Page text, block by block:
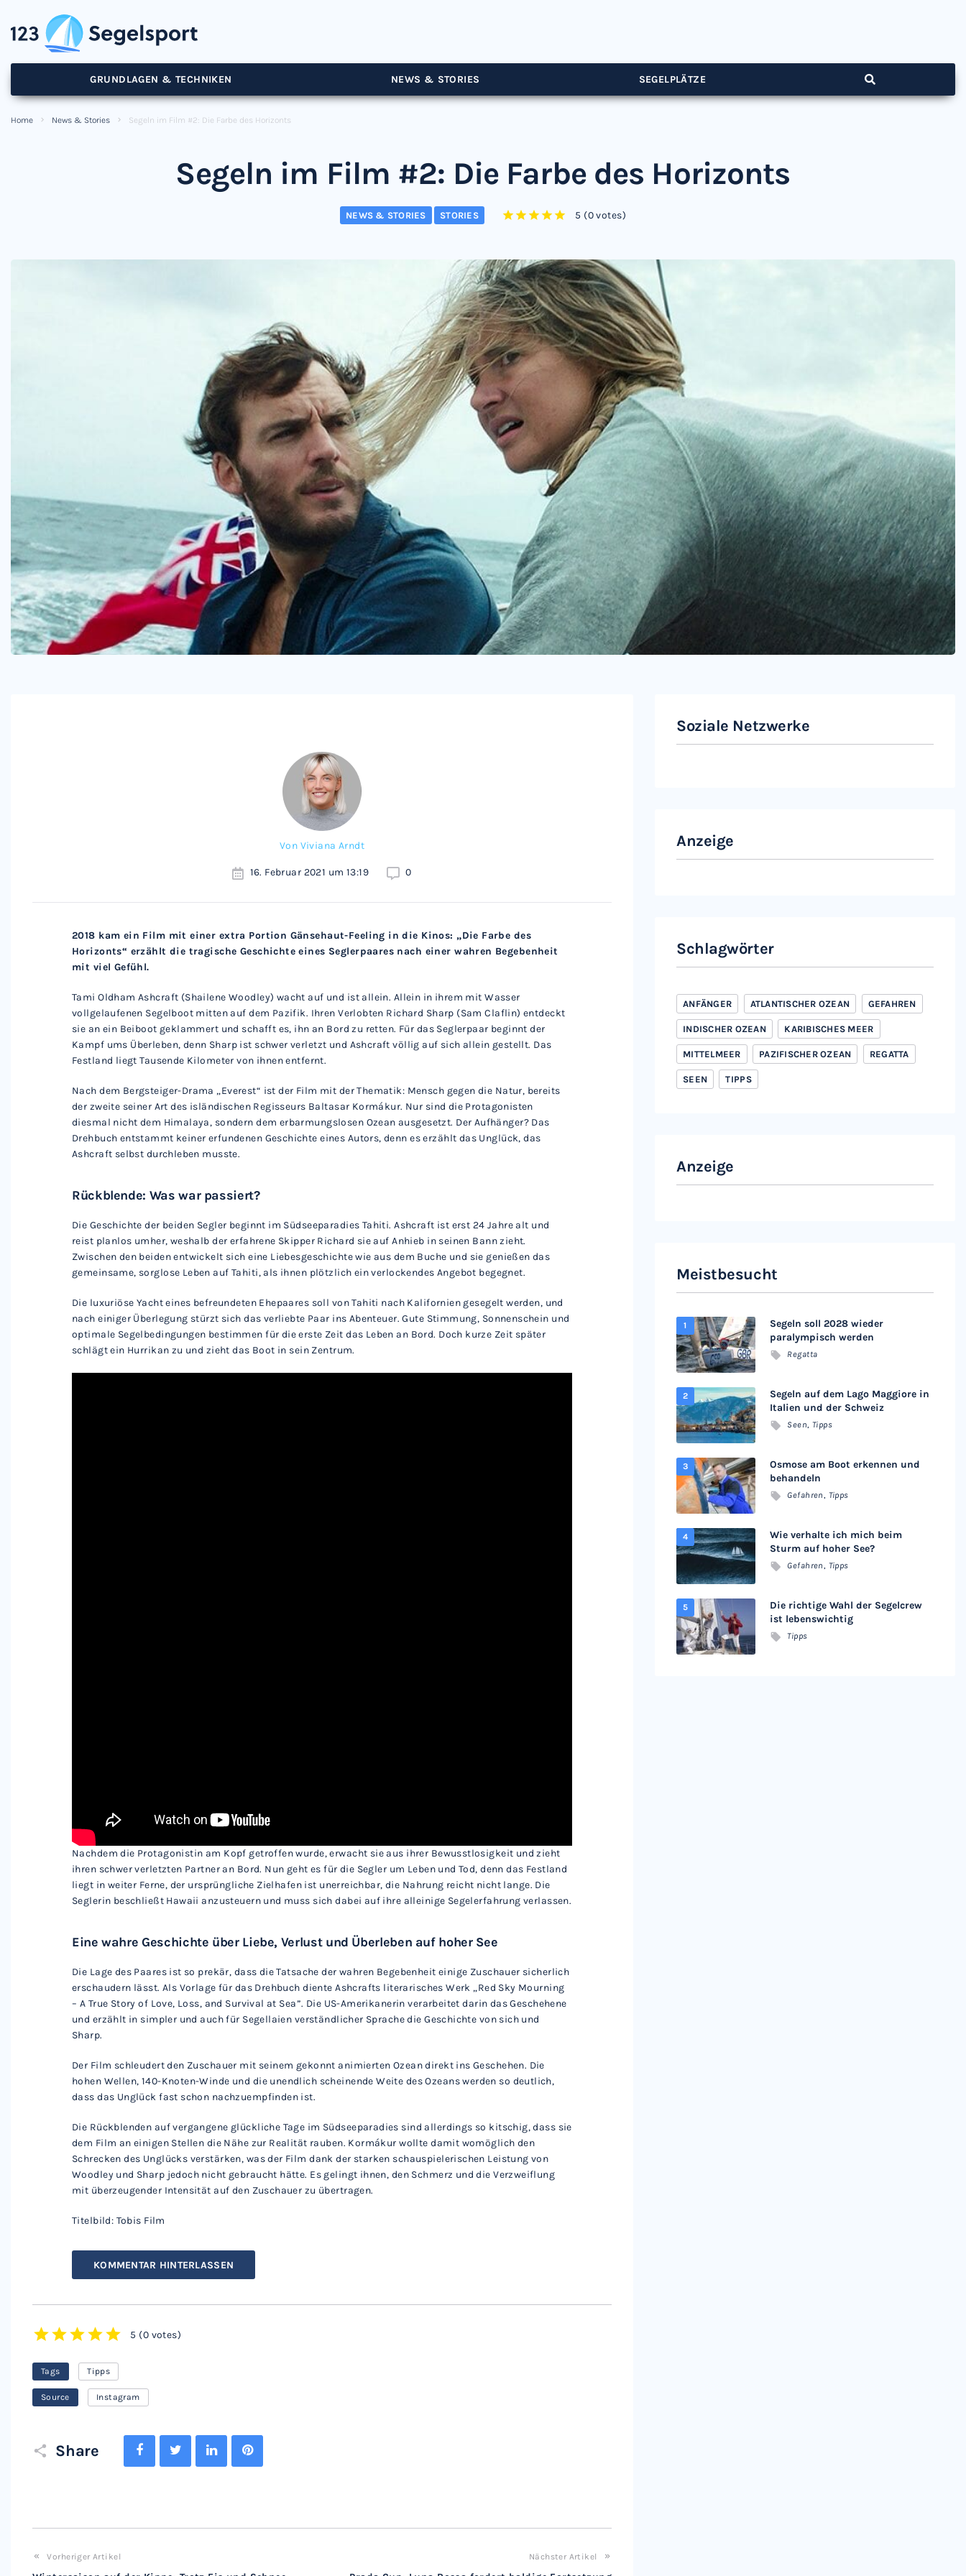
GRUNDLAGEN & TECHNIKEN NEWS & STORIES SEGELPLÄTZE
Home News & Stories Segeln im Film #2: Die Farbe des Horizonts
Segeln im Film #2: Die Farbe des Horizonts
NEWS & STORIES STORIES 5 (0 votes)
Von Viviana Arndt
16. Februar 2021 um 13:19 0
2018 kam ein Film mit einer extra Portion Gänsehaut-Feeling in die Kinos: „Die Farbe des
Horizonts“ erzählt die tragische Geschichte eines Seglerpaares nach einer wahren Begebenheit
mit viel Gefühl.
Tami Oldham Ashcraft (Shailene Woodley) wacht auf und ist allein. Allein in ihrem mit Wasser
vollgelaufenen Segelboot mitten auf dem Pazifik. Ihren Verlobten Richard Sharp (Sam Claflin) entdeckt
sie an ein Beiboot geklammert und schafft es, ihn an Bord zu retten. Für das Seglerpaar beginnt der
Kampf ums Überleben, denn Sharp ist schwer verletzt und Ashcraft völlig auf sich allein gestellt. Das
Festland liegt Tausende Kilometer von ihnen entfernt.
Nach dem Bergsteiger-Drama „Everest“ ist der Film mit der Thematik: Mensch gegen die Natur, bereits
der zweite seiner Art des isländischen Regisseurs Baltasar Kormákur. Nur sind die Protagonisten
diesmal nicht dem Himalaya, sondern dem erbarmungslosen Ozean ausgesetzt. Der Aufhänger? Das
Drehbuch entstammt keiner erfundenen Geschichte eines Autors, denn es erzählt das Unglück, das
Ashcraft selbst durchleben musste.
Rückblende: Was war passiert?
Die Geschichte der beiden Segler beginnt im Südseeparadies Tahiti. Ashcraft ist erst 24 Jahre alt und
reist planlos umher, weshalb der erfahrene Skipper Richard sie auf Anhieb in seinen Bann zieht.
Zwischen den beiden entwickelt sich eine Liebesgeschichte wie aus dem Buche und sie genießen das
gemeinsame, sorglose Leben auf Tahiti, als ihnen plötzlich ein verlockendes Angebot begegnet.
Die luxuriöse Yacht eines befreundeten Ehepaares soll von Tahiti nach Kalifornien gesegelt werden, und
nach einiger Überlegung stürzt sich das verliebte Paar ins Abenteuer. Gute Stimmung, Sonnenschein und
optimale Segelbedingungen bestimmen für die erste Zeit das Leben an Bord. Doch kurze Zeit später
schlägt ein Hurrikan zu und zieht das Boot in sein Zentrum.
Nachdem die Protagonistin am Kopf getroffen wurde, erwacht sie aus ihrer Bewusstlosigkeit und zieht
ihren schwer verletzten Partner an Bord. Nun geht es für die Segler um Leben und Tod, denn das Festland
liegt in weiter Ferne, der ursprüngliche Zielhafen ist unerreichbar, die Nahrung reicht nicht lange. Die
Seglerin beschließt Hawaii anzusteuern und muss sich dabei auf ihre alleinige Segelerfahrung verlassen.
Eine wahre Geschichte über Liebe, Verlust und Überleben auf hoher See
Die Lage des Paares ist so prekär, dass die Tatsache der wahren Begebenheit einige Zuschauer sicherlich
erschaudern lässt. Als Vorlage für das Drehbuch diente Ashcrafts literarisches Werk „Red Sky Mourning
– A True Story of Love, Loss, and Survival at Sea”. Die US-Amerikanerin verarbeitet darin das Geschehene
und erzählt in simpler und auch für Segellaien verständlicher Sprache die Geschichte von sich und
Sharp.
Der Film schleudert den Zuschauer mit seinem gekonnt animierten Ozean direkt ins Geschehen. Die
hohen Wellen, 140-Knoten-Winde und die unendlich scheinende Weite des Ozeans werden so deutlich,
dass das Unglück fast schon nachzuempfinden ist.
Die Rückblenden auf vergangene glückliche Tage im Südseeparadies sind allerdings so kitschig, dass sie
dem Film an einigen Stellen die Nähe zur Realität rauben. Kormákur wollte damit womöglich den
Schrecken des Unglücks verstärken, was der Film dank der starken schauspielerischen Leistung von
Woodley und Sharp jedoch nicht gebraucht hätte. Es gelingt ihnen, den Schmerz und die Verzweiflung
mit überzeugender Intensität auf den Zuschauer zu übertragen.
Titelbild: Tobis Film
KOMMENTAR HINTERLASSEN
5 (0 votes)
Tags Tipps
Source Instagram
Share
FacebookTwitter LinkedIn
Vorheriger Artikel Nächster Artikel
Soziale Netzwerke
Anzeige
Schlagwörter
ANFÄNGER ATLANTISCHER OZEAN GEFAHREN
INDISCHER OZEAN KARIBISCHES MEER
MITTELMEER PAZIFISCHER OZEAN REGATTA
SEEN TIPPS
Anzeige
Meistbesucht
Segeln soll 2028 wieder
paralympisch werden
Regatta
Segeln auf dem Lago Maggiore in
Italien und der Schweiz
Seen, Tipps
Osmose am Boot erkennen und
behandeln
Gefahren, Tipps
Wie verhalte ich mich beim
Sturm auf hoher See?
Gefahren, Tipps
Die richtige Wahl der Segelcrew
ist lebenswichtig
Tipps